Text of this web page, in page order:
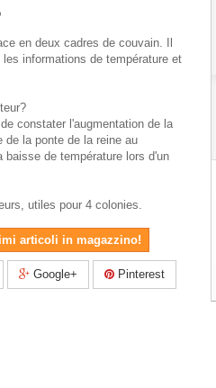
en deux cadres de couvain. Il
informations de température et
constater l'augmentation de la
de la ponte de la reine au
de température lors d'un
utiles pour 4 colonies.
articoli in magazzino!
Google+ Pinterest